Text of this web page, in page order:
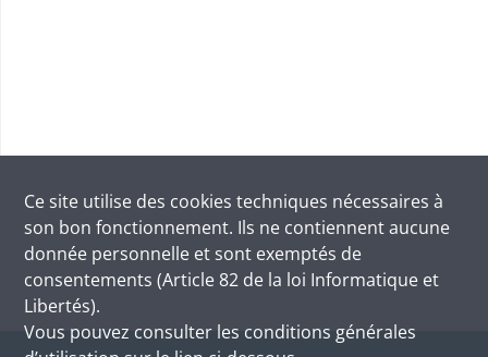
Ce site utilise des cookies techniques nécessaires à
son bon fonctionnement. Ils ne contiennent aucune
donnée personnelle et sont exemptés de
consentements (Article 82 de la loi Informatique et
Libertés).
Vous pouvez consulter les conditions générales